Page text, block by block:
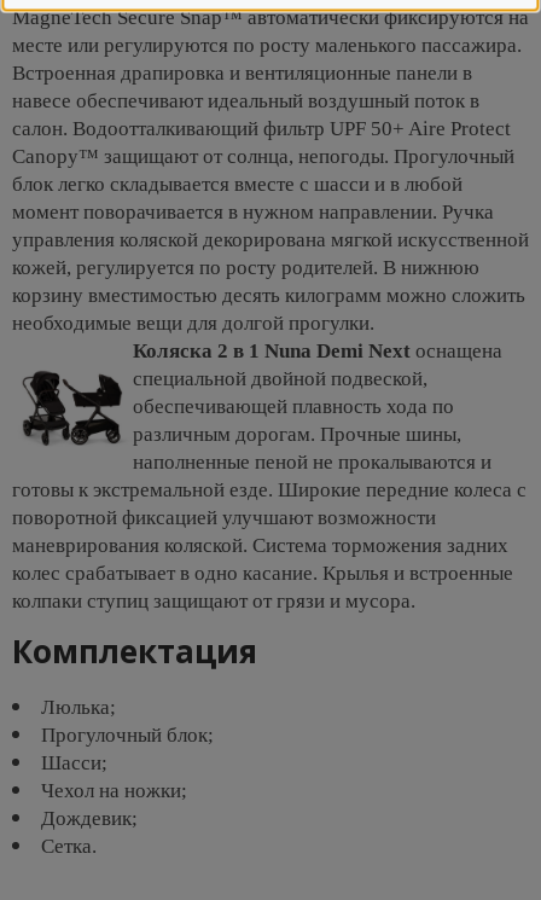
MagneTech Secure Snap™ автоматически фиксируются на
месте или регулируются по росту маленького пассажира.
Встроенная драпировка и вентиляционные панели в
навесе обеспечивают идеальный воздушный поток в
салон. Водоотталкивающий фильтр UPF 50+ Aire Protect
Canopy™ защищают от солнца, непогоды. Прогулочный
блок легко складывается вместе с шасси и в любой
момент поворачивается в нужном направлении. Ручка
управления коляской декорирована мягкой искусственной
кожей, регулируется по росту родителей. В нижнюю
корзину вместимостью десять килограмм можно сложить
необходимые вещи для долгой прогулки.
Коляска 2 в 1 Nuna Demi Next оснащена
специальной двойной подвеской,
обеспечивающей плавность хода по
различным дорогам. Прочные шины,
наполненные пеной не прокалываются и
готовы к экстремальной езде. Широкие передние колеса с
поворотной фиксацией улучшают возможности
маневрирования коляской. Система торможения задних
колес срабатывает в одно касание. Крылья и встроенные
колпаки ступиц защищают от грязи и мусора.
Комплектация
Люлька;
Прогулочный блок;
Шасси;
Чехол на ножки;
Дождевик;
Сетка.